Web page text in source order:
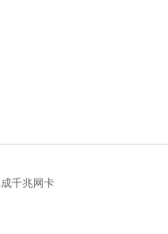
成千兆网卡